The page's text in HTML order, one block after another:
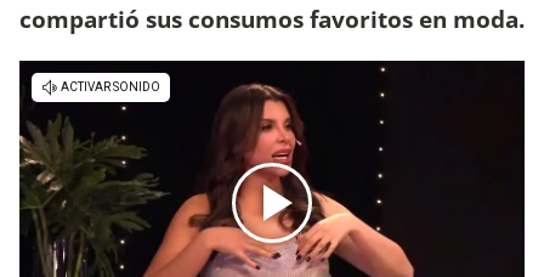
compartió sus consumos favoritos en moda.